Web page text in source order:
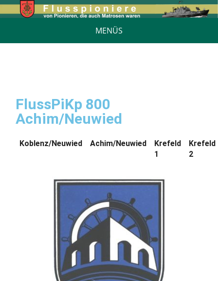
MENÜS
FlussPiKp 800
Achim/Neuwied
Koblenz/Neuwied Achim/Neuwied
Krefeld
1
Krefeld
2